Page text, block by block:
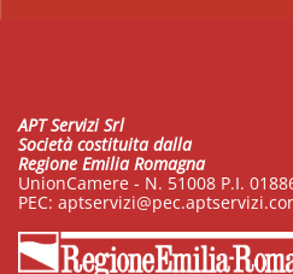
APT Servizi Srl
Società costituita dalla
Regione Emilia Romagna
UnionCamere - N. 51008 P.I.
PEC: